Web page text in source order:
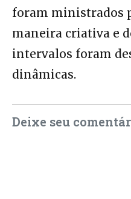
foram ministrados
maneira criativa e
intervalos foram
dinâmicas.
Deixe seu